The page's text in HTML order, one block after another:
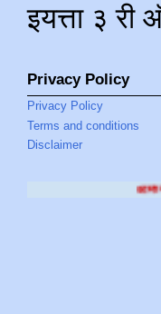
इयत्ता ३ री
Privacy Policy
Privacy Policy
Terms and conditions
Disclaimer
YOUTUBE